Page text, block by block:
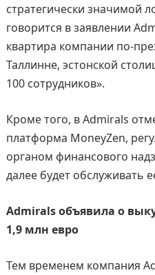
стратегически значимой
говорится в заявлении
квартира компании по-
Таллинне, эстонской
100 сотрудников».
Кроме того, в Admirals
платформа MoneyZen,
органом финансового
далее будет обслуживать
Admirals объявила о
1,9 млн евро
Тем временем компания